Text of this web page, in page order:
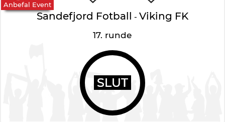
Sandefjord Fotball - Viking FK
17. runde
SLUT
Anbefal Event